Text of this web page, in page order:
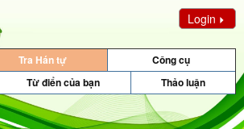
Login
Tra Hán tự
Công cụ
Từ điển của bạn Thảo luận